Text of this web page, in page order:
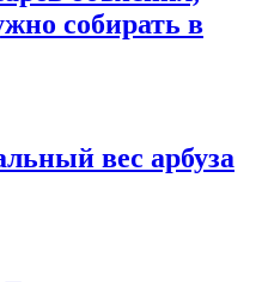
собирать в
вес арбуза